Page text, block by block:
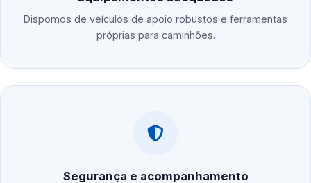
Dispomos de veículos de apoio robustos e ferramentas
próprias para caminhões.
Segurança e acompanhamento